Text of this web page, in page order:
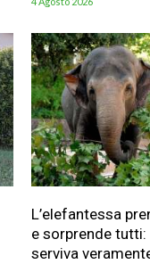
L’elefantessa
e sorprende
serviva